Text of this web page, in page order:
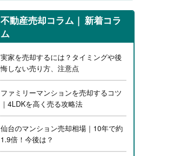
不動産売却コラム
新着コラ
ム
実家を売却するには？タイミングや後
悔しない売り方、注意点
ファミリーマンションを売却するコツ
｜4LDKを高く売る攻略法
仙台のマンション売却相場｜10年で約
1.9倍！今後は？